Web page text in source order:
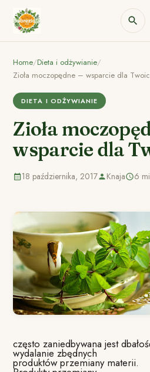
Home/Dieta i odżywianie/
Zioła moczopędne – wsparcie dla
DIETA I ODŻYWIANIE
Zioła
wsparcie dla
18 października, 2017 Knaja 6
często zaniedbywana jest
wydalanie zbędnych
produktów przemiany materii.